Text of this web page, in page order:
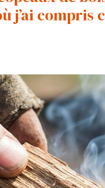
j’ai compris